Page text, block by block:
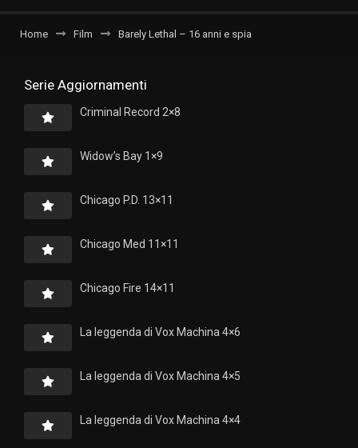
Home Film Barely Lethal – 16 anni e spia
Serie Aggiornamenti
Criminal Record 2×8
Widow’s Bay 1×9
Chicago P.D. 13×11
Chicago Med 11×11
Chicago Fire 14×11
La leggenda di Vox Machina 4×6
La leggenda di Vox Machina 4×5
La leggenda di Vox Machina 4×4